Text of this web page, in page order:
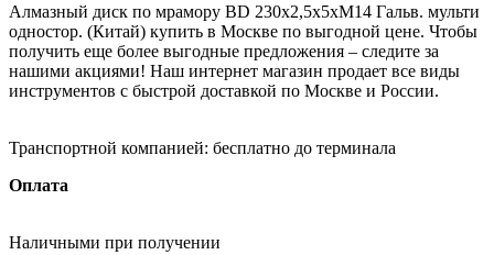
Алмазный диск по мрамору BD 230х2,5х5хМ14 Гальв. мульти
одностор. (Китай) купить в Москве по выгодной цене. Чтобы
получить еще более выгодные предложения – следите за
нашими акциями! Наш интернет магазин продает все виды
инструментов с быстрой доставкой по Москве и России.
Транспортной компанией: бесплатно до терминала
Оплата
Наличными при получении